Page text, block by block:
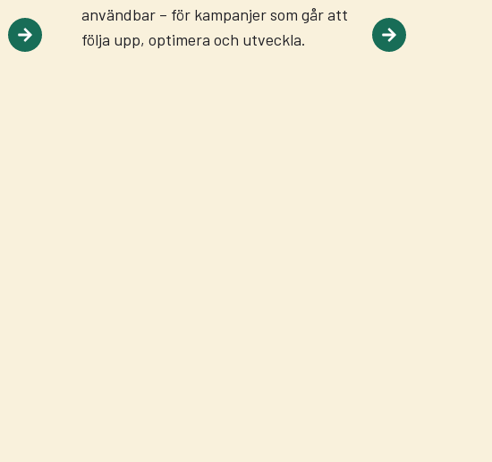
användbar – för kampanjer som går att
följa upp, optimera och utveckla.